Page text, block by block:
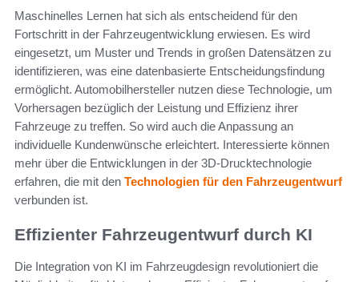
Maschinelles Lernen hat sich als entscheidend für den
Fortschritt in der Fahrzeugentwicklung erwiesen. Es wird
eingesetzt, um Muster und Trends in großen Datensätzen zu
identifizieren, was eine datenbasierte Entscheidungsfindung
ermöglicht. Automobilhersteller nutzen diese Technologie, um
Vorhersagen bezüglich der Leistung und Effizienz ihrer
Fahrzeuge zu treffen. So wird auch die Anpassung an
individuelle Kundenwünsche erleichtert. Interessierte können
mehr über die Entwicklungen in der 3D-Drucktechnologie
erfahren, die mit den Technologien für den Fahrzeugentwurf
verbunden ist.
Effizienter Fahrzeugentwurf durch KI
Die Integration von KI im Fahrzeugdesign revolutioniert die